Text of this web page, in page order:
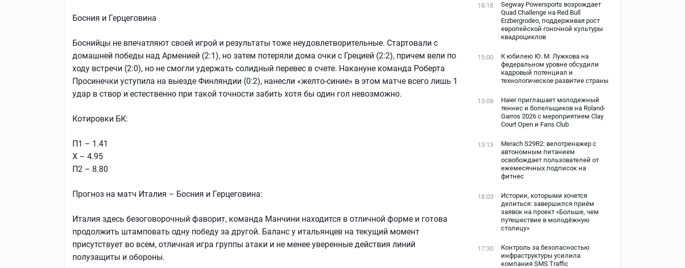
Босния и Герцеговина
Боснийцы не впечатляют своей игрой и результаты тоже неудовлетворительные. Стартовали с
домашней победы над Арменией (2:1), но затем потеряли дома очки с Грецией (2:2), причем вели по
ходу встречи (2:0), но не смогли удержать солидный перевес в счете. Накануне команда Роберта
Просинечки уступила на выезде Финляндии (0:2), нанесли «желто-синие» в этом матче всего лишь 1
удар в створ и естественно при такой точности забить хотя бы один гол невозможно.
Котировки БК:
П1 – 1.41
Х – 4.95
П2 – 8.80
Прогноз на матч Италия – Босния и Герцеговина:
Италия здесь безоговорочный фаворит, команда Манчини находится в отличной форме и готова
продолжить штамповать одну победу за другой. Баланс у итальянцев на текущий момент
присутствует во всем, отличная игра группы атаки и не менее уверенные действия линий
полузащиты и обороны.
18:18
Segway Powersports возрождает
Quad Challenge на Red Bull
Erzbergrodeo, поддерживая рост
европейской гоночной культуры
квадроциклов
15:00
К юбилею Ю. М. Лужкова на
федеральном уровне обсудили
кадровый потенциал и
технологическое развитие страны
13:08
Haier приглашает молодежный
теннис и болельщиков на Roland-
Garros 2026 с мероприятием Clay
Court Open и Fans Club
13:13
Merach S29R2: велотренажер с
автономным питанием
освобождает пользователей от
ежемесячных подписок на
фитнес
18:03
Истории, которыми хочется
делиться: завершился приём
заявок на проект «Больше, чем
путешествие в молодёжную
столицу»
17:30
Контроль за безопасностью
инфраструктуры усилила
компания SMS Traffic